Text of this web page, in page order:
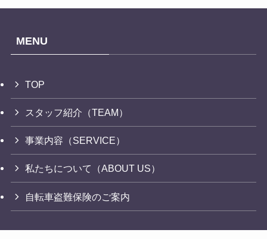
MENU
TOP
スタッフ紹介（TEAM）
事業内容（SERVICE）
私たちについて（ABOUT US）
自転車盗難保険のご案内